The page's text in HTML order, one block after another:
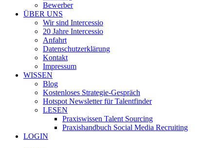
Bewerber
ÜBER UNS
Wir sind Intercessio
20 Jahre Intercessio
Anfahrt
Datenschutzerklärung
Kontakt
Impressum
WISSEN
Blog
Kostenloses Strategie-Gespräch
Hotspot Newsletter für Talentfinder
LESEN
Praxiswissen Talent Sourcing
Praxishandbuch Social Media Recruiting
LOGIN